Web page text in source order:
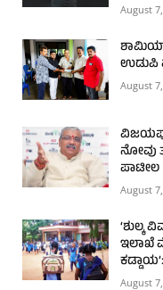
August
ಉಡುಪಿ
August
ನೋವು
ಪಾಟೀಲ
August
‘ಶುಲ್ಕ
ಇಲಾಖೆ
August